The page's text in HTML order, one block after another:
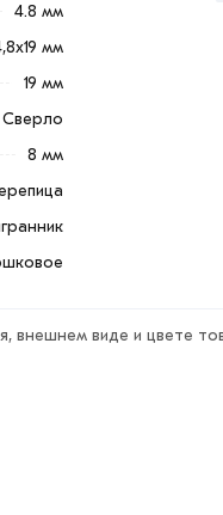
качества.
4.8 мм
мм
19 мм
Сверло
8 мм
внешнем виде и цвете